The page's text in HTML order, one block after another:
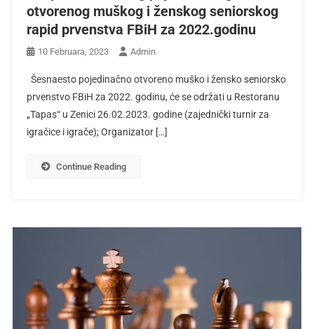
otvorenog muškog i ženskog seniorskog
rapid prvenstva FBiH za 2022.godinu
10 Februara, 2023 Admin
Šesnaesto pojedinačno otvoreno muško i žensko seniorsko
prvenstvo FBiH za 2022. godinu, će se održati u Restoranu
„Tapas“ u Zenici 26.02.2023. godine (zajednički turnir za
igračice i igrače); Organizator […]
Continue Reading